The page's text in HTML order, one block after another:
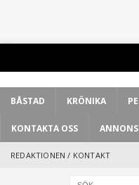
BÅSTAD KRÖNIKA
KONTAKTA OSS
REDAKTIONEN / KONTAKT